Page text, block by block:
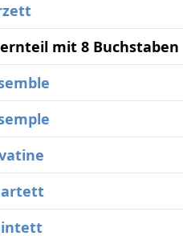
mit 8 Buchstaben